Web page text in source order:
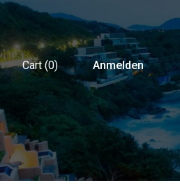
Cart (0) Anmelden